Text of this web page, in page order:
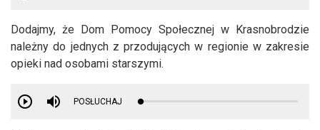
Dodajmy, że Dom Pomocy Społecznej w Krasnobrodzie
należny do jednych z przodujących w regionie w zakresie
opieki nad osobami starszymi.
POSŁUCHAJ